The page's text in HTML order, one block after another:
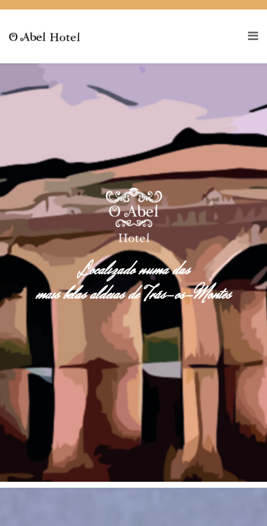
Localizado numa das
mais belas aldeias de Trás-os-Montes